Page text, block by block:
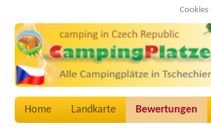
Home Landkarte Bewertungen